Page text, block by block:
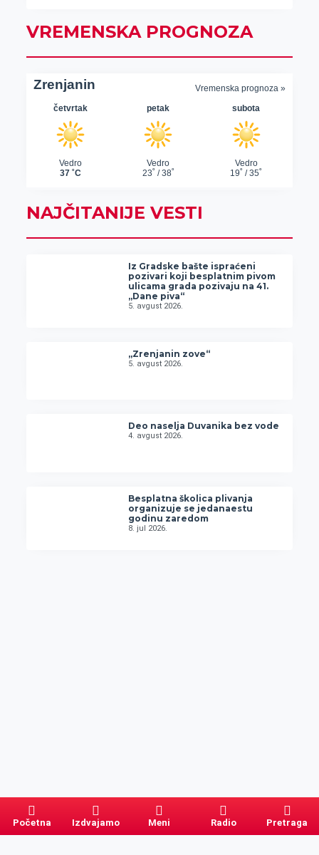
VREMENSKA PROGNOZA
NAJČITANIJE VESTI
Iz Gradske bašte ispraćeni
pozivari koji besplatnim pivom
ulicama grada pozivaju na 41.
„Dane piva“
5. avgust 2026.
„Zrenjanin zove“
5. avgust 2026.
Deo naselja Duvanika bez vode
4. avgust 2026.
Besplatna školica plivanja
organizuje se jedanaestu
godinu zaredom
8. jul 2026.
Početna Izdvajamo Meni Radio Pretraga